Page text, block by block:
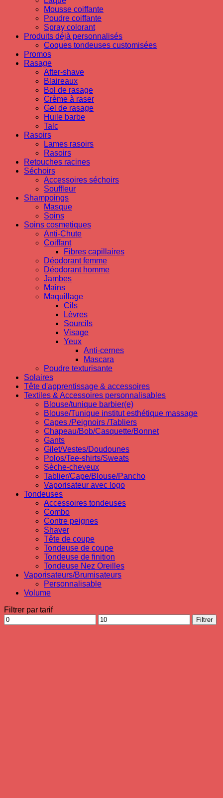
Mousse coiffante
Poudre coiffante
Spray colorant
Produits déjà personnalisés
Coques tondeuses customisées
Promos
Rasage
After-shave
Blaireaux
Bol de rasage
Crème à raser
Gel de rasage
Huile barbe
Talc
Rasoirs
Lames rasoirs
Rasoirs
Retouches racines
Séchoirs
Accessoires séchoirs
Souffleur
Shampoings
Masque
Soins
Soins cosmetiques
Anti-Chute
Coiffant
Fibres capillaires
Déodorant femme
Déodorant homme
Jambes
Mains
Maquillage
Cils
Lèvres
Sourcils
Visage
Yeux
Anti-cernes
Mascara
Poudre texturisante
Solaires
Tête d'apprentissage & accessoires
Textiles & Accessoires personnalisables
Blouse/tunique barbier(e)
Blouse/Tunique institut esthétique massage
Capes /Peignoirs /Tabliers
Chapeau/Bob/Casquette/Bonnet
Gants
Gilet/Vestes/Doudounes
Polos/Tee-shirts/Sweats
Sèche-cheveux
Tablier/Cape/Blouse/Pancho
Vaporisateur avec logo
Tondeuses
Accessoires tondeuses
Combo
Contre peignes
Shaver
Tête de coupe
Tondeuse de coupe
Tondeuse de finition
Tondeuse Nez Oreilles
Vaporisateurs/Brumisateurs
Personnalisable
Volume
Filtrer par tarif
Prix
min
Prix
max
Filtrer